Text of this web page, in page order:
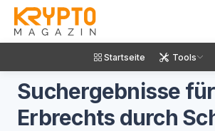
Startseite Tools
Suchergebnisse
Erbrechts durch